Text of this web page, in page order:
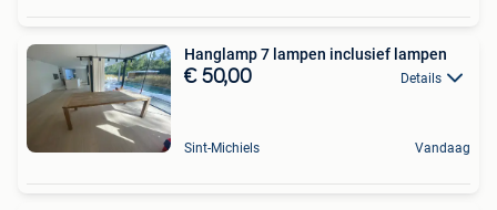
Hanglamp 7 lampen inclusief lampen
€ 50,00 Details
Sint-Michiels Vandaag